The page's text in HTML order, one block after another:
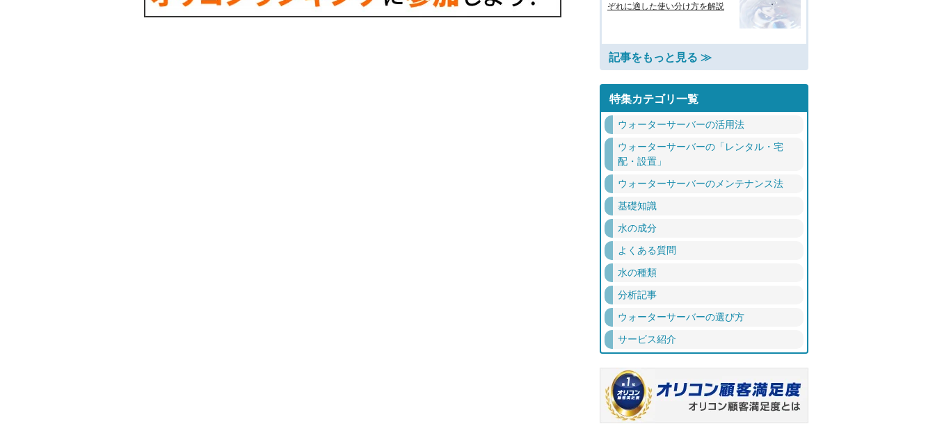
ぞれに適した使い分け方を解説
記事をもっと見る ≫
特集カテゴリ一覧
ウォーターサーバーの活用法
ウォーターサーバーの「レンタル・宅
配・設置」
ウォーターサーバーのメンテナンス法
基礎知識
水の成分
よくある質問
水の種類
分析記事
ウォーターサーバーの選び方
サービス紹介